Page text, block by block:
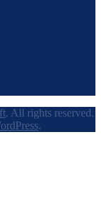
. All rights reserved.
.